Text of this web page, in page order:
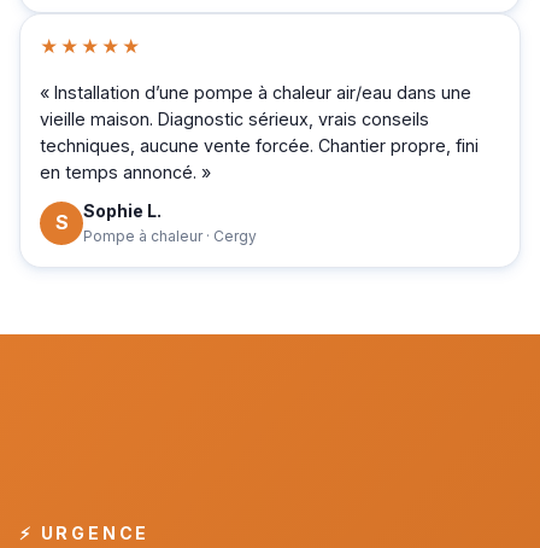
★★★★★
« Installation d’une pompe à chaleur air/eau dans une
vieille maison. Diagnostic sérieux, vrais conseils
techniques, aucune vente forcée. Chantier propre, fini
en temps annoncé. »
S Sophie L.
Pompe à chaleur · Cergy
⚡ URGENCE